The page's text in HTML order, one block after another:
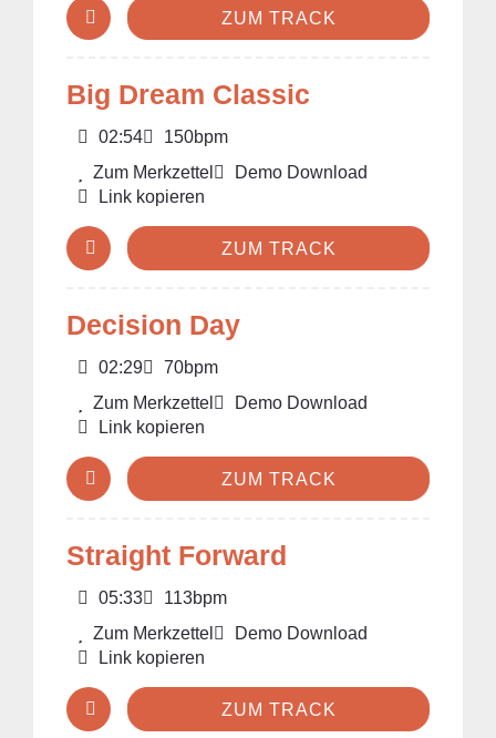
ZUM TRACK
Big Dream Classic
02:54
150bpm
Zum Merkzettel
Demo Download
Link kopieren
ZUM TRACK
Decision Day
02:29
70bpm
Zum Merkzettel
Demo Download
Link kopieren
ZUM TRACK
Straight Forward
05:33
113bpm
Zum Merkzettel
Demo Download
Link kopieren
ZUM TRACK